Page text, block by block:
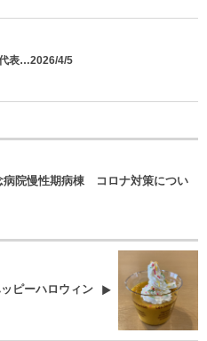
表…2026/4/5
病院慢性期病棟 コロナ対策につい
ピーハロウィン